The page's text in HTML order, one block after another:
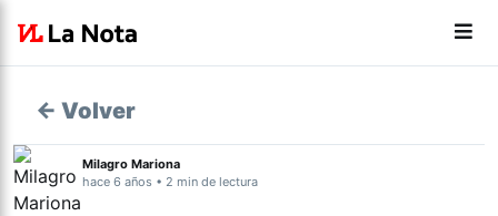
← Volver
Milagro Mariona
hace 6 años • 2 min de lectura